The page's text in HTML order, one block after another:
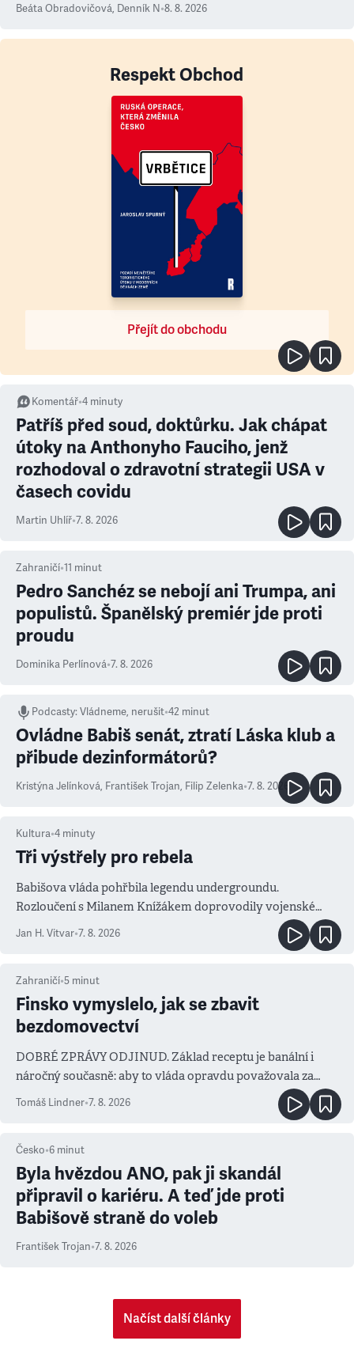
Beáta Obradovičová, Denník N•8. 8. 2026
Respekt Obchod
Přejít do obchodu
Komentář•4 minuty
Patříš před soud, doktůrku. Jak chápat
útoky na Anthonyho Fauciho, jenž
rozhodoval o zdravotní strategii USA v
časech covidu
Martin Uhlíř•7. 8. 2026
Zahraničí•11 minut
Pedro Sanchéz se nebojí ani Trumpa, ani
populistů. Španělský premiér jde proti
proudu
Dominika Perlínová•7. 8. 2026
Podcasty:Vládneme, nerušit•42 minut
Ovládne Babiš senát, ztratí Láska klub a
přibude dezinformátorů?
Kristýna Jelínková, František Trojan, Filip Zelenka•7. 8. 2026
Kultura•4 minuty
Tři výstřely pro rebela
Babišova vláda pohřbila legendu undergroundu.
Rozloučení s Milanem Knížákem doprovodily vojenské
salvy i kritika pokrokářů
Jan H. Vitvar•7. 8. 2026
Zahraničí•5 minut
Finsko vymyslelo, jak se zbavit
bezdomovectví
DOBRÉ ZPRÁVY ODJINUD. Základ receptu je banální i
náročný současně: aby to vláda opravdu považovala za
prioritu
Tomáš Lindner•7. 8. 2026
Česko•6 minut
Byla hvězdou ANO, pak ji skandál
připravil o kariéru. A teď jde proti
Babišově straně do voleb
František Trojan•7. 8. 2026
Načíst další články